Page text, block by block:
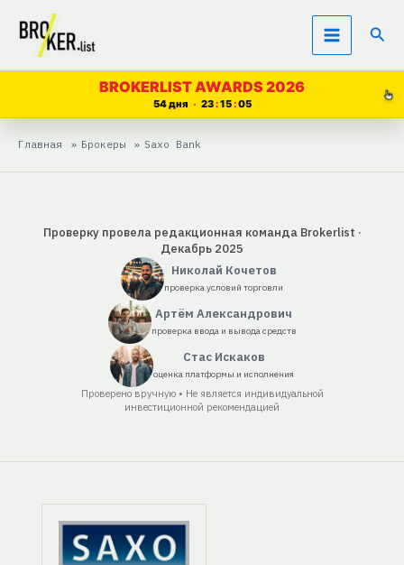
Перейти
содержимому
BROKERLIST AWARDS 2026
54 дня 23 15 04
Главная Брокеры Saxo Bank
Проверку провела редакционная команда Brokerlist ·
Декабрь 2025
Николай Кочетов
проверка условий торговли
Артём Александрович
проверка ввода и вывода средств
Стас Искаков
оценка платформы и исполнения
Проверено вручную • Не является индивидуальной
инвестиционной рекомендацией